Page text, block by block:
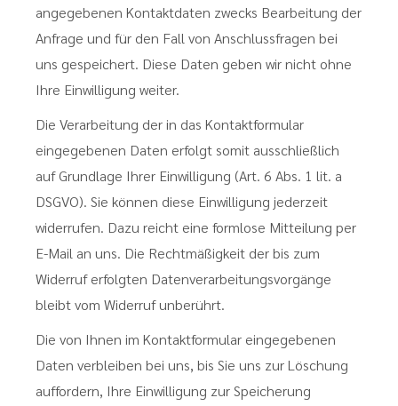
angegebenen Kontaktdaten zwecks Bearbeitung der
Anfrage und für den Fall von Anschlussfragen bei
uns gespeichert. Diese Daten geben wir nicht ohne
Ihre Einwilligung weiter.
Die Verarbeitung der in das Kontaktformular
eingegebenen Daten erfolgt somit ausschließlich
auf Grundlage Ihrer Einwilligung (Art. 6 Abs. 1 lit. a
DSGVO). Sie können diese Einwilligung jederzeit
widerrufen. Dazu reicht eine formlose Mitteilung per
E-Mail an uns. Die Rechtmäßigkeit der bis zum
Widerruf erfolgten Datenverarbeitungsvorgänge
bleibt vom Widerruf unberührt.
Die von Ihnen im Kontaktformular eingegebenen
Daten verbleiben bei uns, bis Sie uns zur Löschung
auffordern, Ihre Einwilligung zur Speicherung